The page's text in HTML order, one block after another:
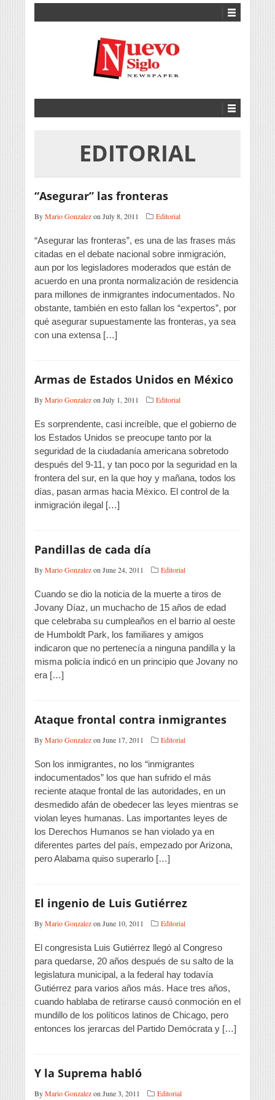
EDITORIAL
“Asegurar” las fronteras
ByMario Gonzalezon July 8, 2011 Editorial
“Asegurar las fronteras”, es una de las frases más
citadas en el debate nacional sobre inmigración,
aun por los legisladores moderados que están de
acuerdo en una pronta normalización de residencia
para millones de inmigrantes indocumentados. No
obstante, también en esto fallan los “expertos”, por
qué asegurar supuestamente las fronteras, ya sea
con una extensa […]
Armas de Estados Unidos en México
ByMario Gonzalezon July 1, 2011 Editorial
Es sorprendente, casi increíble, que el gobierno de
los Estados Unidos se preocupe tanto por la
seguridad de la ciudadanía americana sobretodo
después del 9-11, y tan poco por la seguridad en la
frontera del sur, en la que hoy y mañana, todos los
días, pasan armas hacia México. El control de la
inmigración ilegal […]
Pandillas de cada día
ByMario Gonzalezon June 24, 2011 Editorial
Cuando se dio la noticia de la muerte a tiros de
Jovany Díaz, un muchacho de 15 años de edad
que celebraba su cumpleaños en el barrio al oeste
de Humboldt Park, los familiares y amigos
indicaron que no pertenecía a ninguna pandilla y la
misma policía indicó en un principio que Jovany no
era […]
Ataque frontal contra inmigrantes
ByMario Gonzalezon June 17, 2011 Editorial
Son los inmigrantes, no los “inmigrantes
indocumentados” los que han sufrido el más
reciente ataque frontal de las autoridades, en un
desmedido afán de obedecer las leyes mientras se
violan leyes humanas. Las importantes leyes de
los Derechos Humanos se han violado ya en
diferentes partes del país, empezado por Arizona,
pero Alabama quiso superarlo […]
El ingenio de Luis Gutiérrez
ByMario Gonzalezon June 10, 2011 Editorial
El congresista Luis Gutiérrez llegó al Congreso
para quedarse, 20 años después de su salto de la
legislatura municipal, a la federal hay todavía
Gutiérrez para varios años más. Hace tres años,
cuando hablaba de retirarse causó conmoción en el
mundillo de los políticos latinos de Chicago, pero
entonces los jerarcas del Partido Demócrata y […]
Y la Suprema habló
ByMario Gonzalezon June 3, 2011 Editorial